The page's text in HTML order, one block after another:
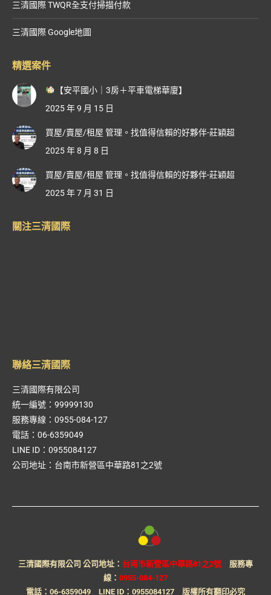
三清國際 TWQR全支付掃描付款
三清國際 Google地圖
精選案件
【安平國小｜3房＋平車電梯華廈】
2025 年 9 月 15 日
買屋/賣屋/租屋 管理。找值得信賴的好夥伴-莊穎超
2025 年 8 月 8 日
買屋/賣屋/租屋 管理。找值得信賴的好夥伴-莊穎超
2025 年 7 月 31 日
關注三清國際
聯絡三清國際
三清國際有限公司
統一編號：99999130
服務專線： 0955-084-127
電話： 06-6359049
LINE ID： 0955084127
公司地址： 台南市新營區中華路81之2號
三清國際有限公司 公司地址： 台南市新營區中華路81之2號 服務專
線： 0955-084-127
電話： 06-6359049 LINE ID： 0955084127 版權所有翻印必究